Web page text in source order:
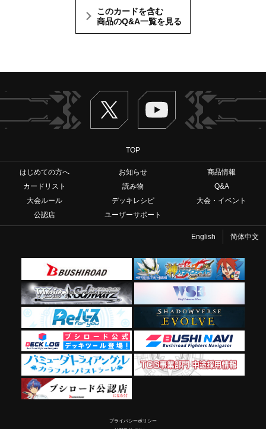
このカードを含む
商品のQ&A一覧を見る
Twitter ヴァンガードch
TOP
はじめての方へ お知らせ
商品情報
カードリスト
読み物
Q&A
大会ルール
デッキレシピ
大会・イベント
公認店
ユーザーサポート
English 简体中文
プライバシーポリシー